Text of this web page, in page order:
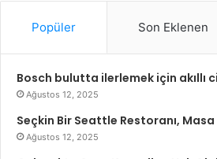
Popüler Son Eklenen
Bosch bulutta ilerlemek için akıllı
Ağustos 12, 2025
Seçkin Bir Seattle Restoranı,
Ağustos 12, 2025